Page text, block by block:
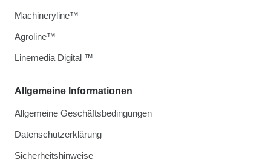
Allgemeine Informationen
Allgemeine Geschäftsbedingungen
Datenschutzerklärung
Sicherheitshinweise
Machineryline™
Agroline™
Linemedia Digital ™